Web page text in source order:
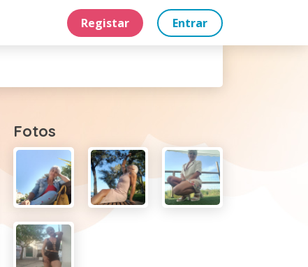
Registar Entrar
Fotos